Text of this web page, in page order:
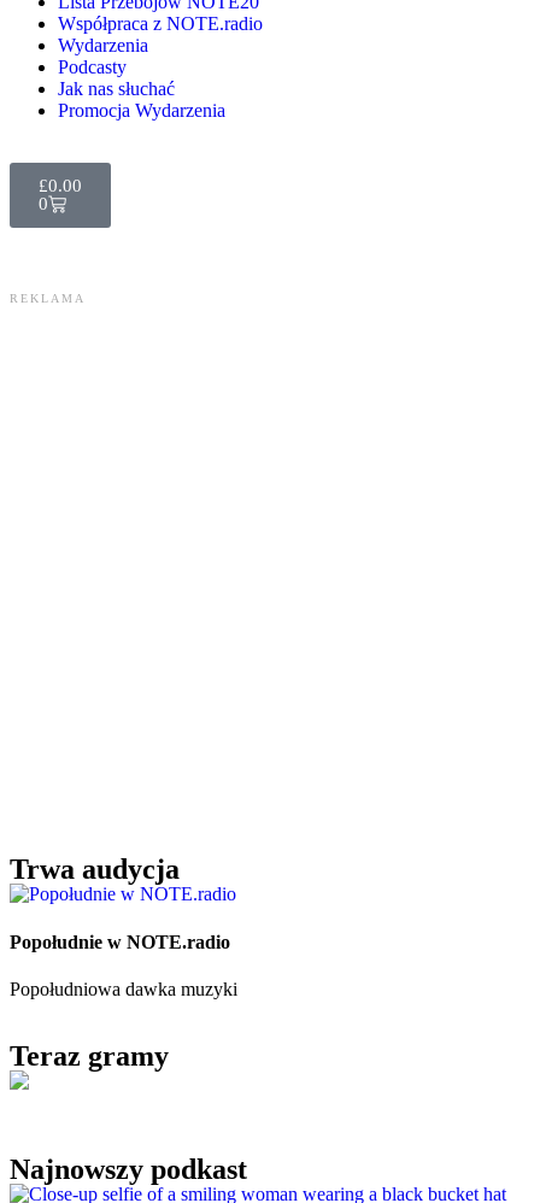
Współpraca z NOTE.radio
Wydarzenia
Podcasty
Jak nas słuchać
Promocja Wydarzenia
£0.00
0
Trwa audycja
Popołudnie w NOTE.radio
Popołudniowa dawka muzyki
Teraz gramy
Najnowszy podkast